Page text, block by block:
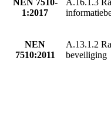
NEN 7510-
1:2017
A.16.1.3
NEN
7510:2011
A.13.1.2
beveiliging